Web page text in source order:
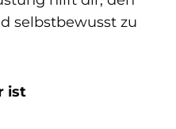
selbstbewusst zu
ist